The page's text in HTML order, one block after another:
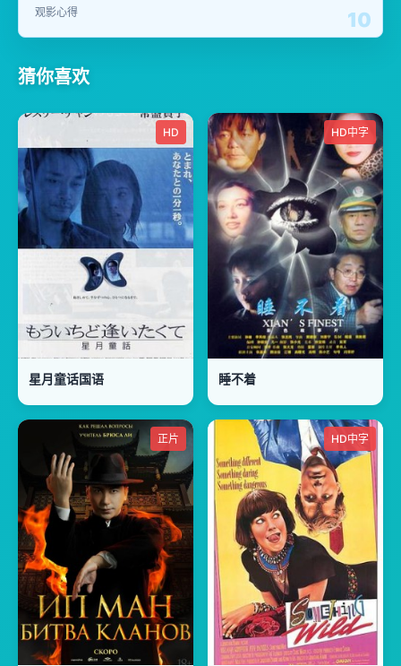
10
观影心得
猜你喜欢
HD
星月童话国语
HD中字
睡不着
正片 HD中字